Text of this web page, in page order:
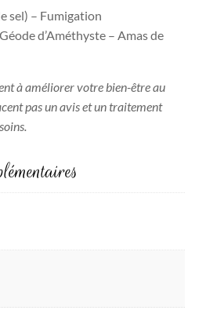
sel) – Fumigation
d’Améthyste – Amas de
à améliorer votre bien-être au
pas un avis et un traitement